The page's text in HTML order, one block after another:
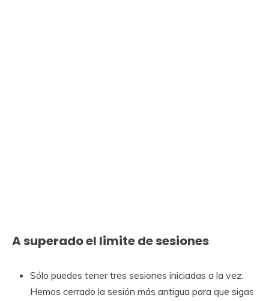
A superado el limite de sesiones
Sólo puedes tener tres sesiones iniciadas a la vez.
Hemos cerrado la sesión más antigua para que sigas